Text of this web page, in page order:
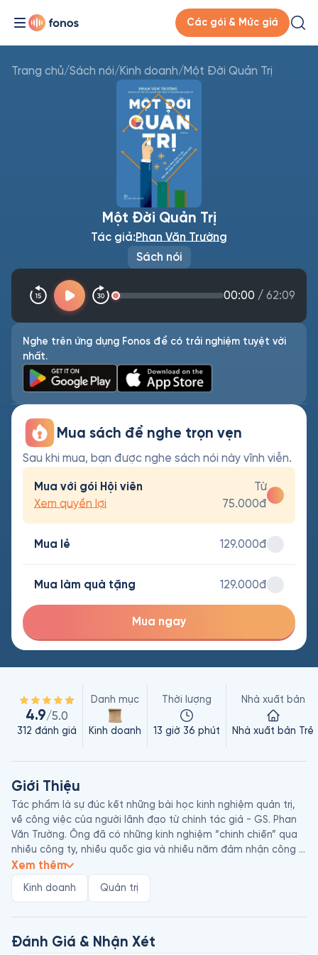
Các gói & Mức giá
Trang chủ/Sách nói/Kinh doanh/Một Đời Quản Trị
Sách nói
Một Đời Quản Trị
Tác giả:Phan Văn Trường
00:00 / 62:09
Nghe trên ứng dụng Fonos để có trải nghiệm tuyệt vời
nhất.
Mua sách để nghe trọn vẹn
Sau khi mua, bạn được nghe sách nói này vĩnh viễn.
Mua với gói Hội viên
Xem quyền lợi
Từ
75.000đ
Mua lẻ 129.000đ
Mua làm quà tặng 129.000đ
Mua ngay
4.9/5.0
312 đánh giá
Danh mục
Kinh doanh
Thời lượng
13 giờ 36 phút
Nhà xuất bản
Nhà xuất bản Trẻ
Giới Thiệu
Tác phẩm là sự đúc kết những bài học kinh nghiệm quản trị,
về công việc của người lãnh đạo từ chính tác giả - GS. Phan
Văn Trường. Ông đã có những kinh nghiệm “chinh chiến” qua
nhiều công ty, nhiều quốc gia và nhiều năm đảm nhận công
việc lãnh đạo.
Có rất nhiều doanh nhân vĩ đại, những người sáng lập, xây
nhiều sách viết về họ. GS. Phan Văn Trường thì khác. Ông đã
Xem thêm
Kinh doanh Quản trị
Đánh Giá & Nhận Xét